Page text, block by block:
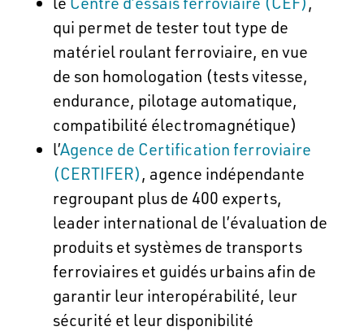
qui permet de tester tout type de
matériel roulant ferroviaire, en vue
de son homologation (tests vitesse,
endurance, pilotage automatique,
compatibilité électromagnétique)
l’Agence de Certification ferroviaire
(CERTIFER) , agence indépendante
regroupant plus de 400 experts,
leader international de l’évaluation de
produits et systèmes de transports
ferroviaires et guidés urbains afin de
garantir leur interopérabilité, leur
sécurité et leur disponibilité